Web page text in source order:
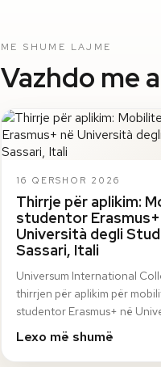
ME SHUME LAJME
Vazhdo me
16 QERSHOR 2026
Thirrje për aplikim:
studentor
Università degli
Sassari, Itali
Universum International
thirrjen për aplikim për
studentor Erasmus+ në
Studi di Sassari, Itali, për
Lexo më shumë